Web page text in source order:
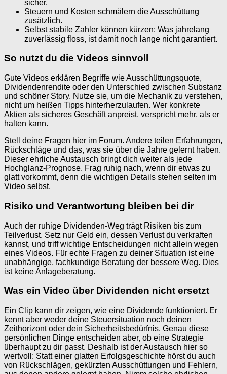
sicher.
Steuern und Kosten schmälern die Ausschüttung
zusätzlich.
Selbst stabile Zahler können kürzen: Was jahrelang
zuverlässig floss, ist damit noch lange nicht garantiert.
So nutzt du die Videos sinnvoll
Gute Videos erklären Begriffe wie Ausschüttungsquote,
Dividendenrendite oder den Unterschied zwischen Substanz
und schöner Story. Nutze sie, um die Mechanik zu verstehen,
nicht um heißen Tipps hinterherzulaufen. Wer konkrete
Aktien als sicheres Geschäft anpreist, verspricht mehr, als er
halten kann.
Stell deine Fragen hier im Forum. Andere teilen Erfahrungen,
Rückschläge und das, was sie über die Jahre gelernt haben.
Dieser ehrliche Austausch bringt dich weiter als jede
Hochglanz-Prognose. Frag ruhig nach, wenn dir etwas zu
glatt vorkommt, denn die wichtigen Details stehen selten im
Video selbst.
Risiko und Verantwortung bleiben bei dir
Auch der ruhige Dividenden-Weg trägt Risiken bis zum
Teilverlust. Setz nur Geld ein, dessen Verlust du verkraften
kannst, und triff wichtige Entscheidungen nicht allein wegen
eines Videos. Für echte Fragen zu deiner Situation ist eine
unabhängige, fachkundige Beratung der bessere Weg. Dies
ist keine Anlageberatung.
Was ein Video über Dividenden nicht ersetzt
Ein Clip kann dir zeigen, wie eine Dividende funktioniert. Er
kennt aber weder deine Steuersituation noch deinen
Zeithorizont oder dein Sicherheitsbedürfnis. Genau diese
persönlichen Dinge entscheiden aber, ob eine Strategie
überhaupt zu dir passt. Deshalb ist der Austausch hier so
wertvoll: Statt einer glatten Erfolgsgeschichte hörst du auch
von Rückschlägen, gekürzten Ausschüttungen und Fehlern,